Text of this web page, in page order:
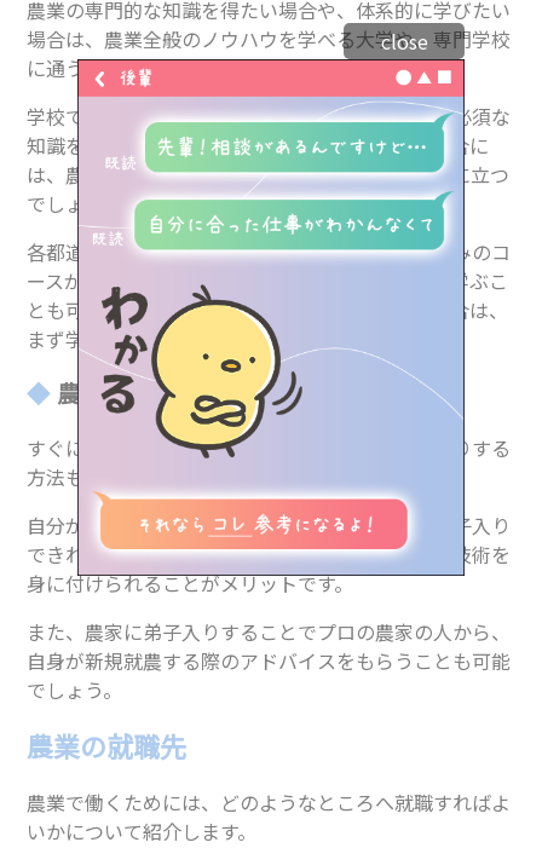
専門学生リアルボイス
業界人インタビュー
職種紹介
みらトビ診断
気になる学校を探す
学校のこと、進路のこと、
LINEで気軽に相談・質問しよう！
資料請求（無料）やイベント予約もできるよ
view more
農業の専門的な知識を得たい場合や、体系的に学びたい
場合は、農業全般のノウハウを学べる大学や、専門学校
に通うことを検討してみましょう。
学校では、農業概論や農業生産学といった農業に必須な
知識を学べます。また、将来独立して働きたい場合に
は、農業経営学や農業簿記なども学んでおくと役に立つ
でしょう。
各都道府県の農業大学校であれば、夜間や週末のみのコ
ースが存在する学校もあるので、日中働きながら学ぶこ
とも可能です。すぐに農家になることが難しい場合は、
まず学校で学んでみましょう。
農家に弟子入りをする
すぐにも農業に携わりたい場合は、農家に弟子入りする
方法もあります。
自分が栽培したい農作物を生産している農家に弟子入り
できれば、費用をかけることなく、必要な知識や技術を
身に付けられることがメリットです。
また、農家に弟子入りすることでプロの農家の人から、
自身が新規就農する際のアドバイスをもらうことも可能
でしょう。
農業の就職先
農業で働くためには、どのようなところへ就職すればよ
いかについて紹介します。
close